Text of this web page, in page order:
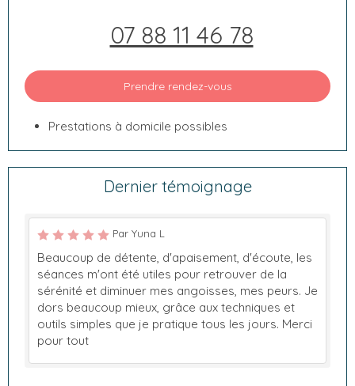
07 88 11 46 78
Prendre rendez-vous
Prestations à domicile possibles
Dernier témoignage
Par Yuna L
Beaucoup de détente, d'apaisement, d'écoute, les
séances m'ont été utiles pour retrouver de la
sérénité et diminuer mes angoisses, mes peurs. Je
dors beaucoup mieux, grâce aux techniques et
outils simples que je pratique tous les jours. Merci
pour tout